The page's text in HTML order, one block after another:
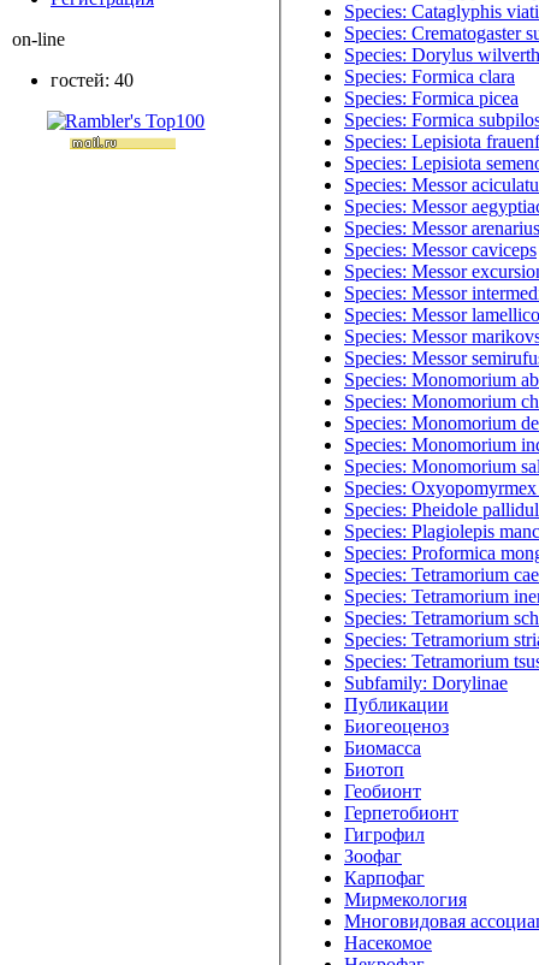
Species: Cataglyphis
Species: Crematogaster
Species: Dorylus
Species: Formica clara
Species: Formica picea
Species: Formica
Species: Lepisiota
Species: Lepisiota
Species: Messor
Species: Messor
Species: Messor arenarius
Species: Messor caviceps
Species: Messor
Species: Messor
Species: Messor
Species: Messor
Species: Messor
Species: Monomorium
Species: Monomorium
Species: Monomorium
Species: Monomorium
Species: Monomorium
Species:
Species: Pheidole
Species: Plagiolepis
Species: Proformica
Species: Tetramorium
Species: Tetramorium
Species: Tetramorium
Species: Tetramorium
Species: Tetramorium
Subfamily: Dorylinae
Публикации
Биогеоценоз
Биомасса
Биотоп
Геобионт
Герпетобионт
Гигрофил
Зоофаг
Карпофаг
Мирмекология
Многовидовая
Насекомое
on-line
гостей: 40